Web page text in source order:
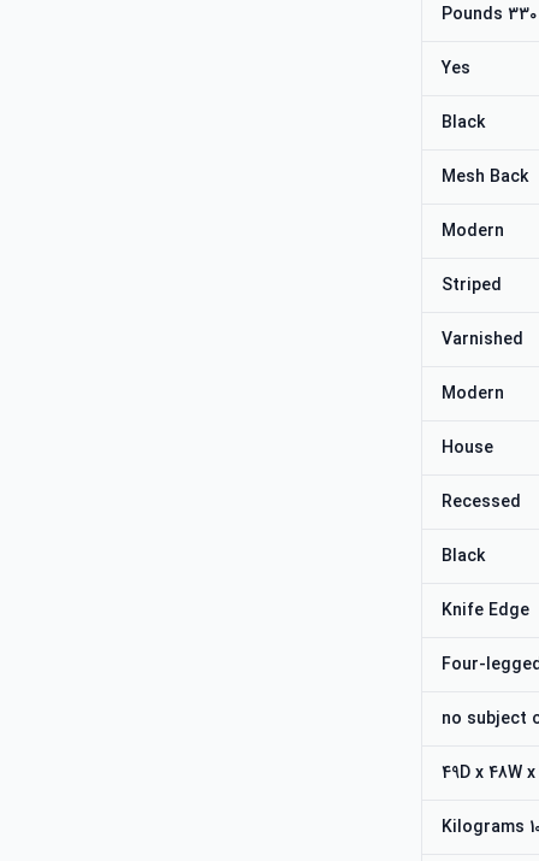
330 Pounds
Yes
Black
Mesh Back
Modern
Striped
Varnished
Modern
House
Recessed
Black
Knife Edge
Four-
no subject
49D x 48W
10